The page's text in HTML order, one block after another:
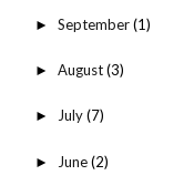
► September(1)
► August(3)
► July(7)
► June(2)